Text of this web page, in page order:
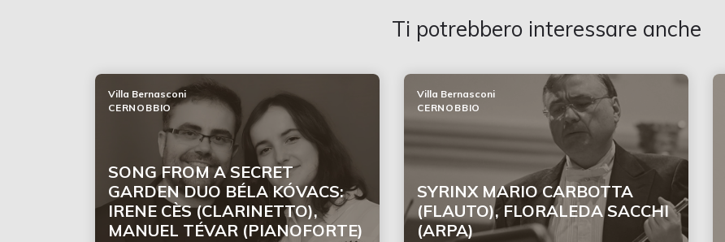
Ti potrebbero interessare anche
SONG FROM A SECRET
GARDEN DUO BÉLA KÓVACS:
IRENE CÈS (CLARINETTO),
MANUEL TÉVAR (PIANOFORTE)
Villa Bernasconi
CERNOBBIO
SYRINX MARIO CARBOTTA
(FLAUTO), FLORALEDA SACCHI
(ARPA)
Villa Bernasconi
CERNOBBIO